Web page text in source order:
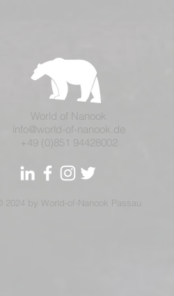
World of Nanook
info@world-of-nanook.de
+49 (0)851 94428002
© 2024 by World-of-Nanook Passau